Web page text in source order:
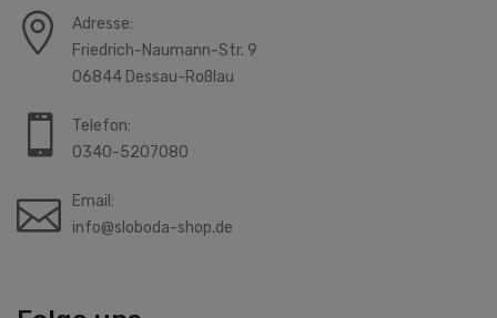
Adresse:
Friedrich-Naumann-Str. 9
06844 Dessau-Roßlau
Telefon:
0340-5207080
Email:
info@sloboda-shop.de